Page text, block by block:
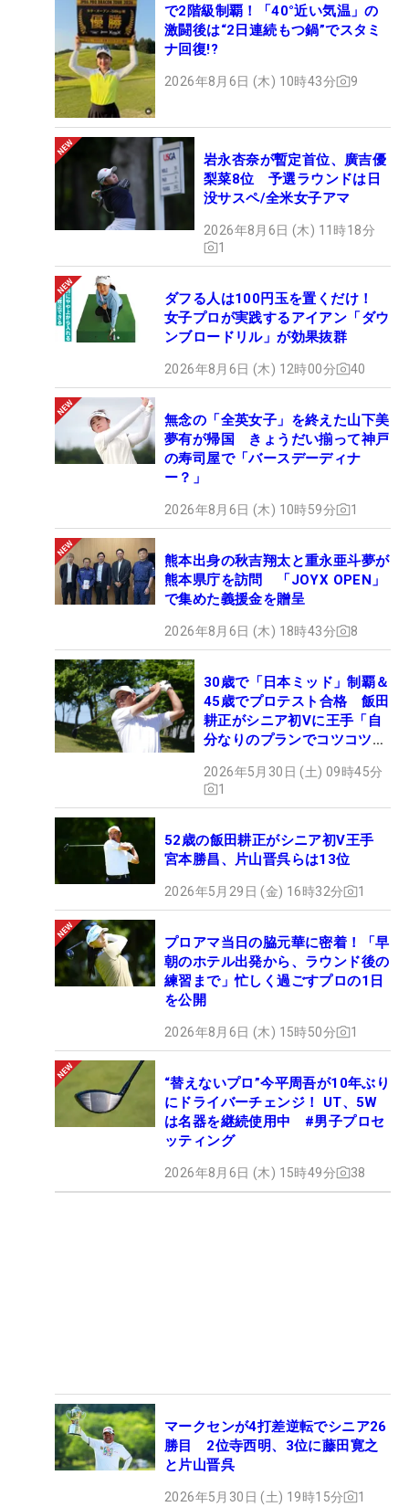
で2階級制覇！「40°近い気温」の
激闘後は“2日連続もつ鍋”でスタミ
ナ回復!?
2026年8月6日 (木) 10時43分 9
岩永杏奈が暫定首位、廣吉優
梨菜8位 予選ラウンドは日
没サスペ/全米女子アマ
2026年8月6日 (木) 11時18分
1
ダフる人は100円玉を置くだけ！
女子プロが実践するアイアン「ダウ
ンブロードリル」が効果抜群
2026年8月6日 (木) 12時00分 40
無念の「全英女子」を終えた山下美
夢有が帰国 きょうだい揃って神戸
の寿司屋で「バースデーディナ
ー？」
2026年8月6日 (木) 10時59分 1
熊本出身の秋吉翔太と重永亜斗夢が
熊本県庁を訪問 「JOYX OPEN」
で集めた義援金を贈呈
2026年8月6日 (木) 18時43分 8
30歳で「日本ミッド」制覇＆
45歳でプロテスト合格 飯田
耕正がシニア初Vに王手「自
分なりのプランでコツコツ
2026年5月30日 (土) 09時45分
1
52歳の飯田耕正がシニア初V王手
宮本勝昌、片山晋呉らは13位
2026年5月29日 (金) 16時32分 1
プロアマ当日の脇元華に密着！「早
朝のホテル出発から、ラウンド後の
練習まで」忙しく過ごすプロの1日
を公開
2026年8月6日 (木) 15時50分 1
“替えないプロ”今平周吾が10年ぶり
にドライバーチェンジ！ UT、5W
は名器を継続使用中 #男子プロセ
ッティング
2026年8月6日 (木) 15時49分 38
マークセンが4打差逆転でシニア26
勝目 2位寺西明、3位に藤田寛之
と片山晋呉
2026年5月30日 (土) 19時15分 1